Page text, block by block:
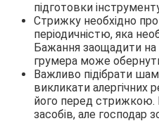
підготовки
Стрижку необхідно
періодичністю, яка
Бажання заощадити на
грумера може
Важливо підібрати
викликати алергічних
його перед стрижкою.
засобів, але господар